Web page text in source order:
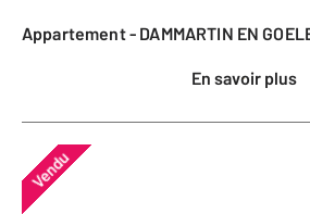
Appartement - DAMMARTIN EN
En savoir plus
Vendu